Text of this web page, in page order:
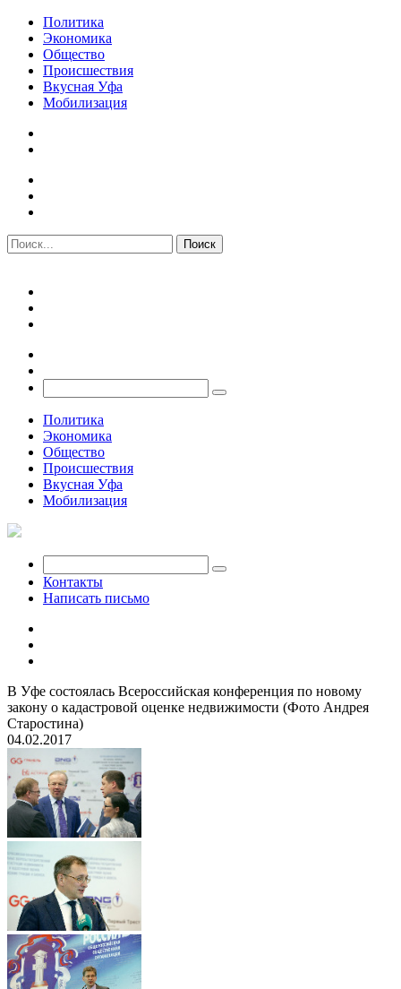
Политика
Экономика
Общество
Происшествия
Вкусная Уфа
Мобилизация
Политика
Экономика
Общество
Происшествия
Вкусная Уфа
Мобилизация
Контакты
Написать письмо
В Уфе состоялась Всероссийская конференция по новому
закону о кадастровой оценке недвижимости (Фото Андрея
Старостина)
04.02.2017